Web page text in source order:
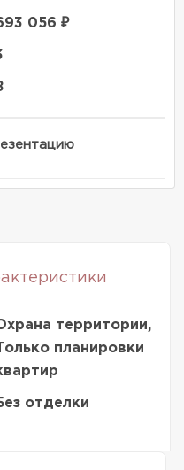
056 ₽
территории,
планировки
отделки